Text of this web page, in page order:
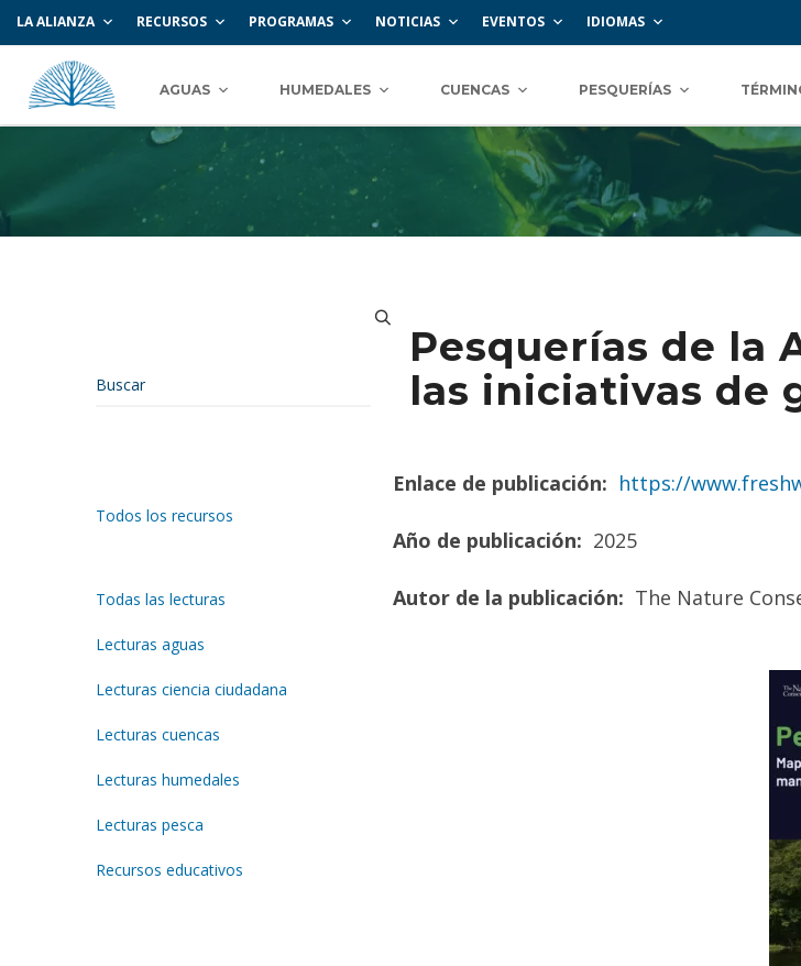
LA ALIANZA RECURSOS PROGRAMAS NOTICIAS EVENTOS IDIOMAS
AGUAS HUMEDALES CUENCAS PESQUERÍAS
Pesquerías de la
las iniciativas de
Enlace de publicación: https://
Año de publicación: 2025
Autor de la publicación: The Nature
Todos los recursos
Todas las lecturas
Lecturas aguas
Lecturas ciencia ciudadana
Lecturas cuencas
Lecturas humedales
Lecturas pesca
Recursos educativos